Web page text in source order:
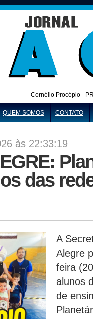
Cornélio Procópio -
QUEM SOMOS CONTATO
às 22:33:19
das
A
Alegre
feira
alunos
de